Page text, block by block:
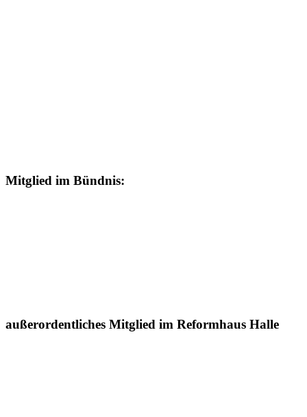
Mitglied im Bündnis:
außerordentliches Mitglied im Reformhaus Halle